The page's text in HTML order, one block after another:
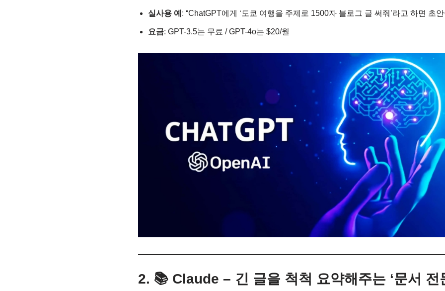
실사용 예 : “ChatGPT에게 ‘도쿄 여행을 주제로 1500자 블로그 글 써줘’라고 하면 초
요금: GPT-3.5는 무료 / GPT-4o는 $20/월
2. 📚 Claude – 긴 글을 척척 요약해주는 ‘문서 전